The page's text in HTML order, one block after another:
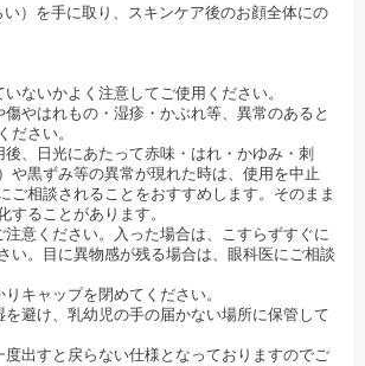
）を手に取り、スキンケア後のお顔全体にの
ないかよく注意してご使用ください。
やはれもの・湿疹・かぶれ等、異常のあると
ださい。
、日光にあたって赤味・はれ・かゆみ・刺
や黒ずみ等の異常が現れた時は、使用を中止
ご相談されることをおすすめします。そのまま
ることがあります。
意ください。入った場合は、こすらずすぐに
い。目に異物感が残る場合は、眼科医にご相談
キャップを閉めてください。
避け、乳幼児の手の届かない場所に保管して
出すと戻らない仕様となっておりますのでご